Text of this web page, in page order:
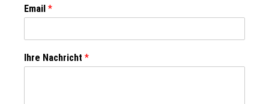
Email *
Ihre Nachricht *